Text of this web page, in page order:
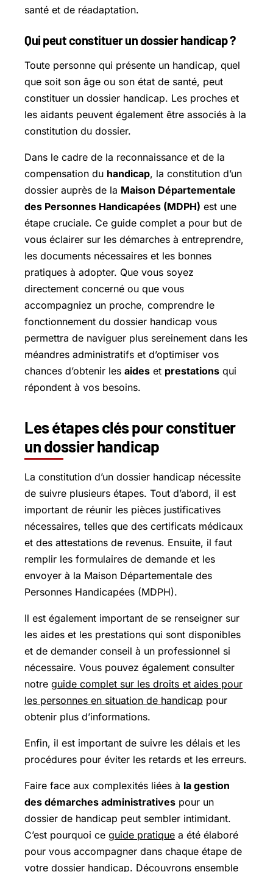
santé et de réadaptation.
Qui peut constituer un dossier handicap ?
Toute personne qui présente un handicap, quel
que soit son âge ou son état de santé, peut
constituer un dossier handicap. Les proches et
les aidants peuvent également être associés à la
constitution du dossier.
Dans le cadre de la reconnaissance et de la
compensation du handicap, la constitution d’un
dossier auprès de la Maison Départementale
des Personnes Handicapées (MDPH) est une
étape cruciale. Ce guide complet a pour but de
vous éclairer sur les démarches à entreprendre,
les documents nécessaires et les bonnes
pratiques à adopter. Que vous soyez
directement concerné ou que vous
accompagniez un proche, comprendre le
fonctionnement du dossier handicap vous
permettra de naviguer plus sereinement dans les
méandres administratifs et d’optimiser vos
chances d’obtenir les aides et prestations qui
répondent à vos besoins.
Les étapes clés pour constituer
un dossier handicap
La constitution d’un dossier handicap nécessite
de suivre plusieurs étapes. Tout d’abord, il est
important de réunir les pièces justificatives
nécessaires, telles que des certificats médicaux
et des attestations de revenus. Ensuite, il faut
remplir les formulaires de demande et les
envoyer à la Maison Départementale des
Personnes Handicapées (MDPH).
Il est également important de se renseigner sur
les aides et les prestations qui sont disponibles
et de demander conseil à un professionnel si
nécessaire. Vous pouvez également consulter
notre guide complet sur les droits et aides pour
les personnes en situation de handicap pour
obtenir plus d’informations.
Enfin, il est important de suivre les délais et les
procédures pour éviter les retards et les erreurs.
Faire face aux complexités liées à la gestion
des démarches administratives pour un
dossier de handicap peut sembler intimidant.
C’est pourquoi ce guide pratique a été élaboré
pour vous accompagner dans chaque étape de
votre dossier handicap. Découvrons ensemble